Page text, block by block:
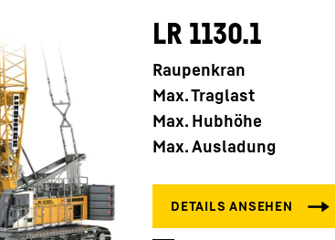
LR 1130.1
Raupenkran
Max. Traglast
Max. Hubhöhe
Max. Ausladung